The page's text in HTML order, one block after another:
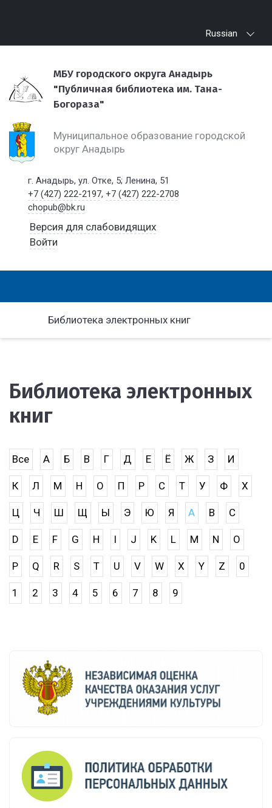
Russian
МБУ городского округа Анадырь
"Публичная библиотека им. Тана-
Богораза"
Муниципальное образование городской
округ Анадырь
г. Анадырь, ул. Отке, 5; Ленина, 51
+7 (427) 222-2197,+7 (427) 222-2708
chopub@bk.ru
Версия для слабовидящих
Войти
Библиотека электронных книг
Библиотека электронных
книг
Все А Б В Г Д Е Ё Ж З И
К Л М Н О П Р С Т У Ф Х
Ц Ч Ш Щ Ы Э Ю Я A B C
D E F G H I J K L M N O
P Q R S T U V W X Y Z 0
1 2 3 4 5 6 7 8 9